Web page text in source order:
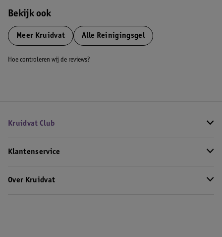
Bekijk ook
Meer Kruidvat Alle Reinigingsgel
Hoe controleren wij de reviews?
Kruidvat Club
Klantenservice
Over Kruidvat